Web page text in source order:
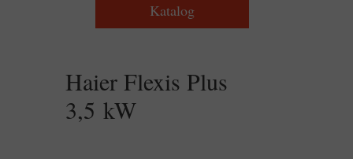
Haier Flexis Plus
3,5 kW
Katalog